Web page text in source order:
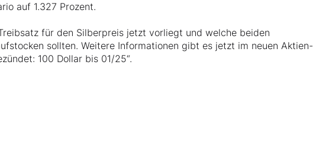
auf 1.327 Prozent.
für den Silberpreis jetzt vorliegt und welche beiden
sollten. Weitere Informationen gibt es jetzt im neuen Aktien-
100 Dollar bis 01/25“.